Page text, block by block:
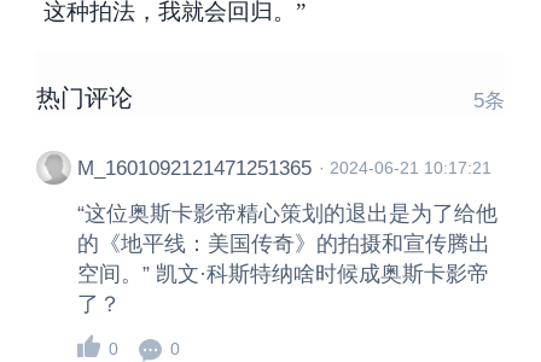
这种拍法，我就会回归。”
热门评论 5条
M_1601092121471251365 · 2024-06-21 10:17:21
“这位奥斯卡影帝精心策划的退出是为了给他
的《地平线：美国传奇》的拍摄和宣传腾出
空间。” 凯文·科斯特纳啥时候成奥斯卡影帝
了？
0 0